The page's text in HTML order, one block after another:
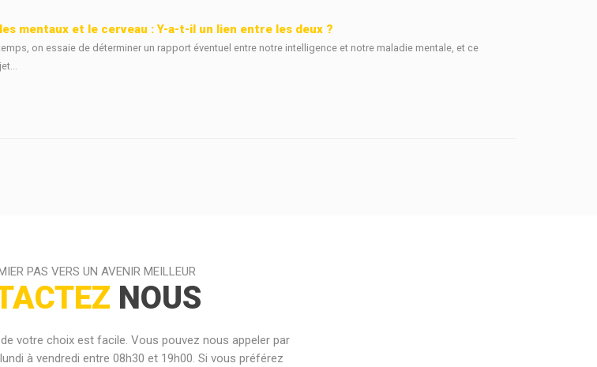
mentaux et le cerveau : Y-a-t-il un lien entre les deux ?
on essaie de déterminer un rapport éventuel entre notre intelligence et notre maladie mentale, et ce
PAS VERS UN AVENIR MEILLEUR
NOUS
votre choix est facile. Vous pouvez nous appeler par
à vendredi entre 08h30 et 19h00. Si vous préférez